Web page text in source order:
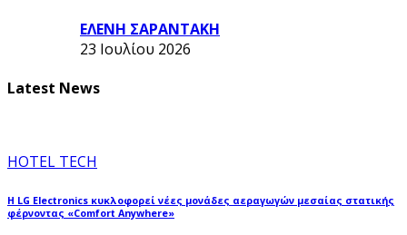
ΕΛΕΝΗ ΣΑΡΑΝΤΑΚΗ
23 Ιουλίου 2026
Latest News
HOTEL TECH
Η LG Electronics κυκλοφορεί νέες μονάδες αεραγωγών μεσαίας στατικής
φέρνοντας «Comfort Anywhere»